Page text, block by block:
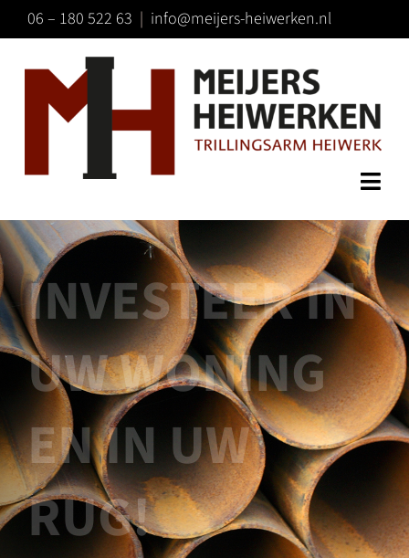
naar
06 – 180 522 63 | info@meijers-heiwerken.nl
HOME
TECHNIEK
SPECIALISMEN
CONTACT
INVESTEER IN
UW WONING
EN IN UW
RUG!